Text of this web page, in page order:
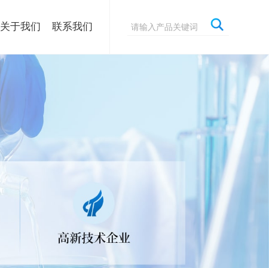
关于我们 联系我们